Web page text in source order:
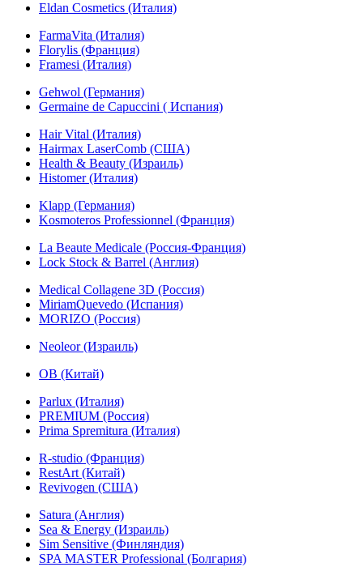
Eldan Cosmetics (Италия)
FarmaVita (Италия)
Florylis (Франция)
Framesi (Италия)
Gehwol (Германия)
Germaine de Capuccini ( Испания)
Hair Vital (Италия)
Hairmax LaserComb (США)
Health & Beauty (Израиль)
Histomer (Италия)
Klapp (Германия)
Kosmoteros Professionnel (Франция)
La Beaute Medicale (Россия-Франция)
Lock Stock & Barrel (Англия)
Medical Collagene 3D (Россия)
MiriamQuevedo (Испания)
MORIZO (Россия)
Neoleor (Израиль)
OB (Китай)
Parlux (Италия)
PREMIUM (Россия)
Prima Spremitura (Италия)
R-studio (Франция)
RestArt (Китай)
Revivogen (США)
Satura (Англия)
Sea & Energy (Израиль)
Sim Sensitive (Финляндия)
SPA MASTER Professional (Болгария)